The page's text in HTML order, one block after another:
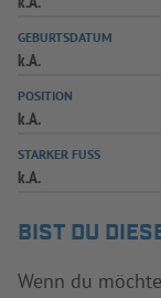
GEBURTSDATUM
k.A.
POSITION
k.A.
STARKER FUSS
k.A.
BIST DU
Wenn du